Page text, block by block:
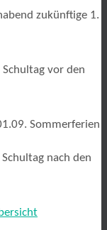
zukünftige 1.
vor den
Sommerferien
nach den